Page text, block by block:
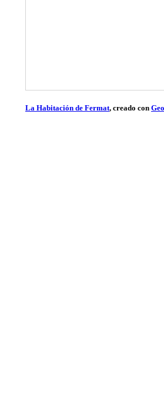
La Habitación de Fermat, creado con